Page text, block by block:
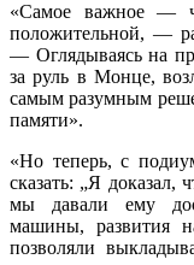
«Самое важное —
положительной, —
— Оглядываясь на
за руль в Монце,
самым разумным
памяти».
«Но теперь, с
сказать: „Я доказал,
мы давали ему
машины, развития
позволяли